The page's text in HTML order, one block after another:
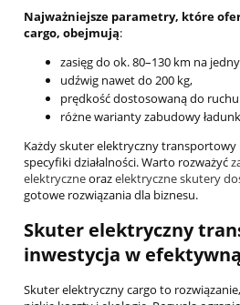
Najważniejsze parametry, które
cargo, obejmują:
zasięg do ok. 80–130 km na
udźwig nawet do 200 kg,
prędkość dostosowaną do
różne warianty zabudowy
Każdy skuter elektryczny
specyfiki działalności. Warto rozważyć
elektryczneorazelektryczne skutery
gotowe rozwiązania dla biznesu.
Skuter elektryczny
inwestycja w
Skuter elektryczny cargo to